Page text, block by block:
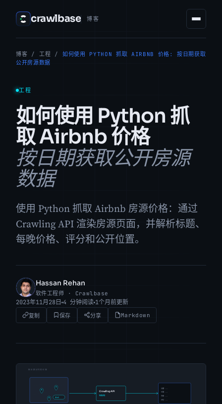
crawlbase 博客
博客 / 工程 /
如何使用 PYTHON 抓取 AIRBNB 价格: 按日期获取
公开房源数据
工程
如何使用 Python 抓
取 Airbnb 价格
按日期获取公开房源
数据
使用 Python 抓取 Airbnb 房源价格：通过
Crawling API 渲染房源页面，并解析标题、
每晚价格、评分和公开位置。
HR
Hassan Rehan
软件工程师 · Crawlbase
2023年11月28日 4 分钟阅读 1个月前更新
复制 保存 分享 Markdown